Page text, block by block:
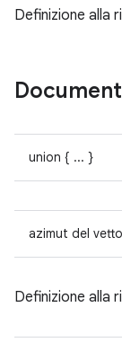
Definizione alla
union { ... }
azimut del
Definizione alla